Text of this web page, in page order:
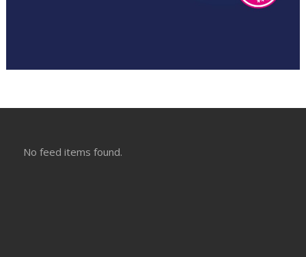
No feed items found.